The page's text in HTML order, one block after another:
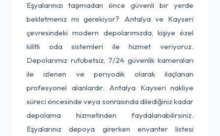
Eşyalarınızı taşımadan önce güvenli bir yerde
bekletmeniz mi gerekiyor? Antalya ve Kayseri
çevresindeki modern depolarımızda, kişiye özel
kilitli oda sistemleri ile hizmet veriyoruz.
Depolarımız rutubetsiz, 7/24 güvenlik kameraları
ile izlenen ve periyodik olarak ilaçlanan
profesyonel alanlardır. Antalya Kayseri nakliye
süreci öncesinde veya sonrasında dilediğiniz kadar
depolama hizmetinden faydalanabilirsiniz.
Eşyalarınız depoya girerken envanter listesi